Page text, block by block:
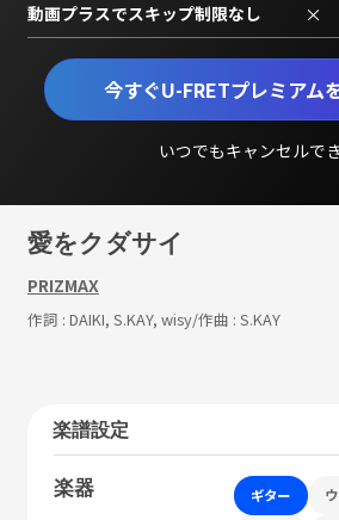
今すぐU-FRETプレミアム
いつでもキャンセルで
動画プラスでスキップ制限なし ×
愛をクダサイ
PRIZMAX
作詞 : DAIKI, S.KAY, wisy/作曲 : S.KAY
楽譜設定
楽器 ギター